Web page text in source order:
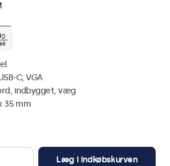
C, VGA
indbygget, væg
35 mm
Læg i indkøbskurven